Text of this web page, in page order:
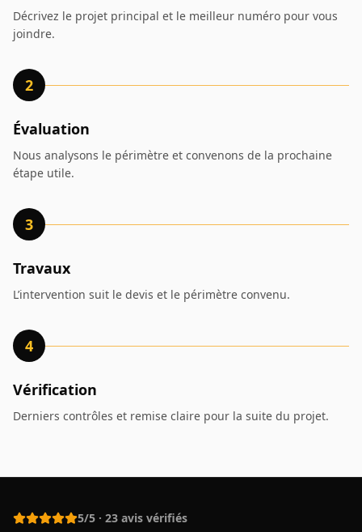
Décrivez le projet principal et le meilleur numéro pour vous
joindre.
2
Évaluation
Nous analysons le périmètre et convenons de la prochaine
étape utile.
3
Travaux
L’intervention suit le devis et le périmètre convenu.
4
Vérification
Derniers contrôles et remise claire pour la suite du projet.
5/5 · 23 avis vérifiés